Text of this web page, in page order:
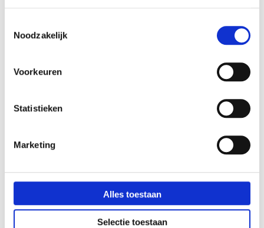
Noodzakelijk
Voorkeuren
Statistieken
Marketing
Alles toestaan
Selectie toestaan
Stekkerdoos 5-voudig met
overspanningsbeveiliging.
Stekkerdoos primo 9-
voudig, zwart/zilvergrijs
€ 144,99
€ 119,83